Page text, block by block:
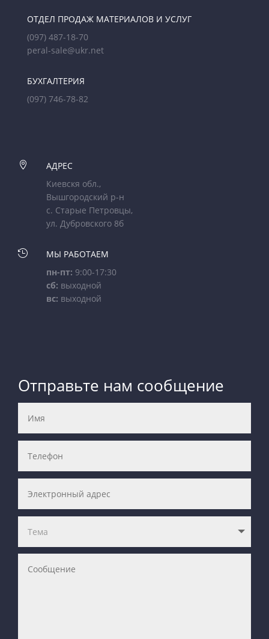
ОТДЕЛ ПРОДАЖ МАТЕРИАЛОВ И УСЛУГ
(097) 487-18-70
peral-sale@ukr.net
БУХГАЛТЕРИЯ
(097) 746-78-82

АДРЕС
Киевскя обл.,
Вышгородский р-н
с. Старые Петровцы,
ул. Дубровского 8б

МЫ РАБОТАЕМ
пн-пт: 9:00-17:30
сб: выходной
вс: выходной
Отправьте нам сообщение